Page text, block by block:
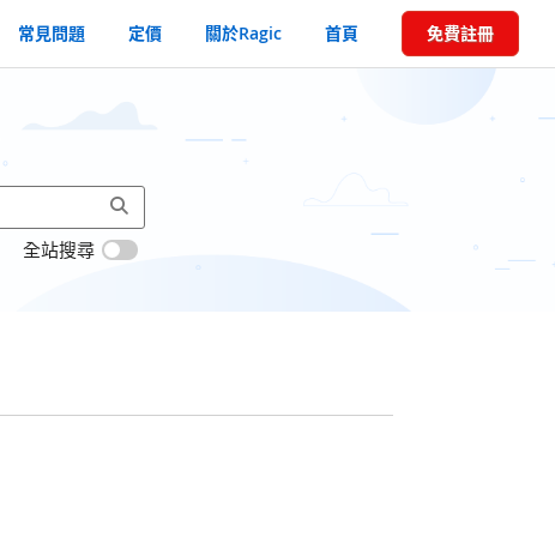
常見問題 定價 關於Ragic 首頁 免費註冊
全站搜尋